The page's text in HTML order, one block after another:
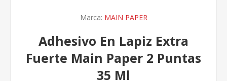
Marca: MAIN PAPER
Adhesivo En Lapiz Extra
Fuerte Main Paper 2 Puntas
35 Ml